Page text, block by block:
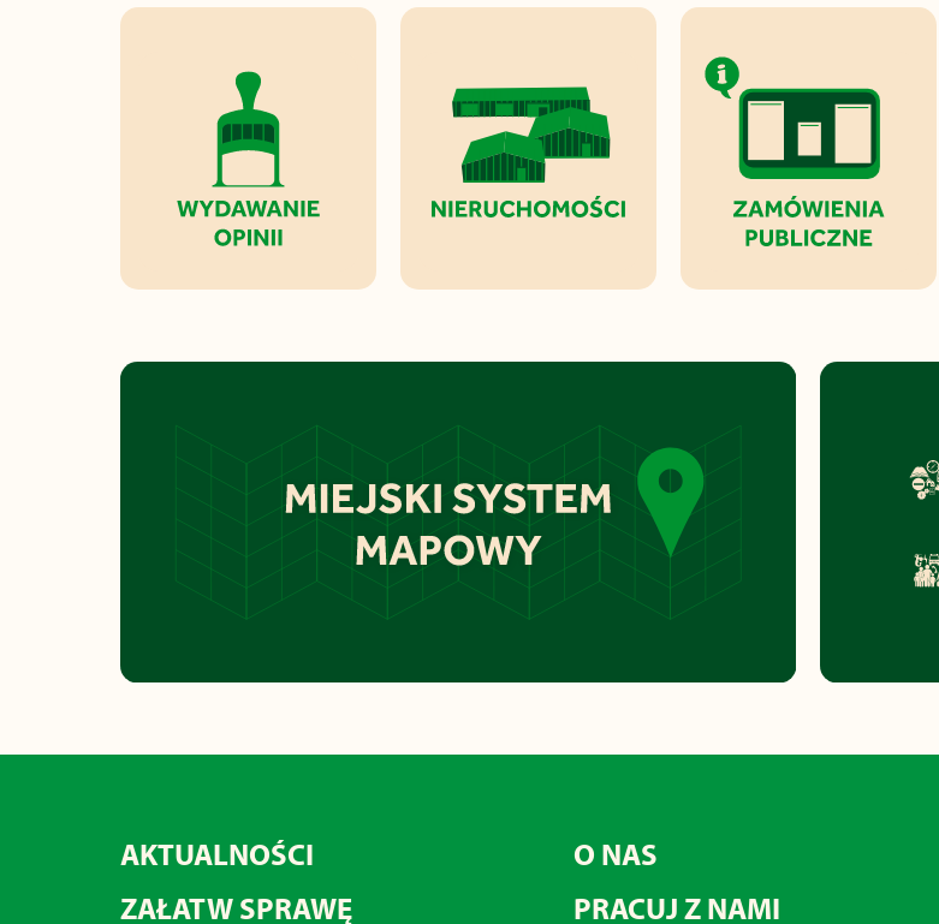
AKTUALNOŚCI
ZAŁATW SPRAWĘ
O NAS
PRACUJ Z NAMI